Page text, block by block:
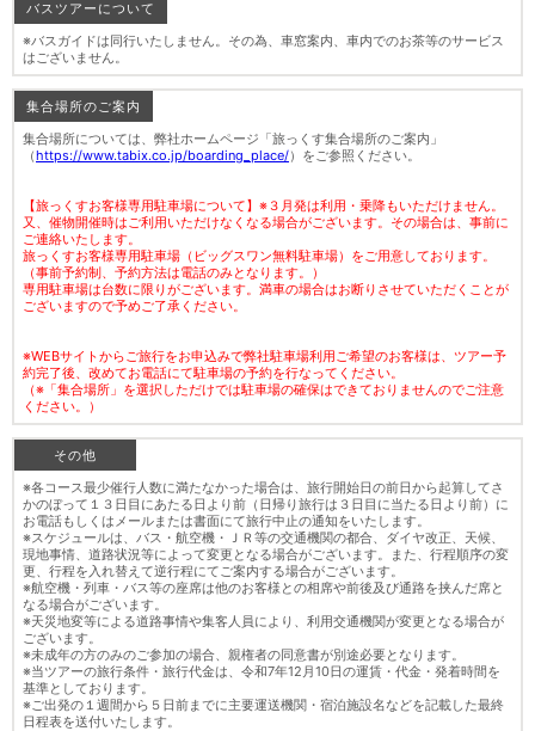
バスツアーについて
※バスガイドは同行いたしません。その為、車窓案内、車内でのお茶等のサービス
はございません。
集合場所のご案内
集合場所については、弊社ホームページ「旅っくす集合場所のご案内」
（https://www.tabix.co.jp/boarding_place/）をご参照ください。
【旅っくすお客様専用駐車場について】※３月発は利用・乗降もいただけません。
又、催物開催時はご利用いただけなくなる場合がございます。その場合は、事前に
ご連絡いたします。
旅っくすお客様専用駐車場（ビッグスワン無料駐車場）をご用意しております。
（事前予約制、予約方法は電話のみとなります。）
専用駐車場は台数に限りがございます。満車の場合はお断りさせていただくことが
ございますので予めご了承ください。
※WEBサイトからご旅行をお申込みで弊社駐車場利用ご希望のお客様は、ツアー予
約完了後、改めてお電話にて駐車場の予約を行なってください。
（※「集合場所」を選択しただけでは駐車場の確保はできておりませんのでご注意
ください。）
その他
※各コース最少催行人数に満たなかった場合は、旅行開始日の前日から起算してさ
かのぼって１３日目にあたる日より前（日帰り旅行は３日目に当たる日より前）に
お電話もしくはメールまたは書面にて旅行中止の通知をいたします。
※スケジュールは、バス・航空機・ＪＲ等の交通機関の都合、ダイヤ改正、天候、
現地事情、道路状況等によって変更となる場合がございます。また、行程順序の変
更、行程を入れ替えて逆行程にてご案内する場合がございます。
※航空機・列車・バス等の座席は他のお客様との相席や前後及び通路を挟んだ席と
なる場合がございます。
※天災地変等による道路事情や集客人員により、利用交通機関が変更となる場合が
ございます。
※未成年の方のみのご参加の場合、親権者の同意書が別途必要となります。
※当ツアーの旅行条件・旅行代金は、令和7年12月10日の運賃・代金・発着時間を
基準としております。
※ご出発の１週間から５日前までに主要運送機関・宿泊施設名などを記載した最終
日程表を送付いたします。